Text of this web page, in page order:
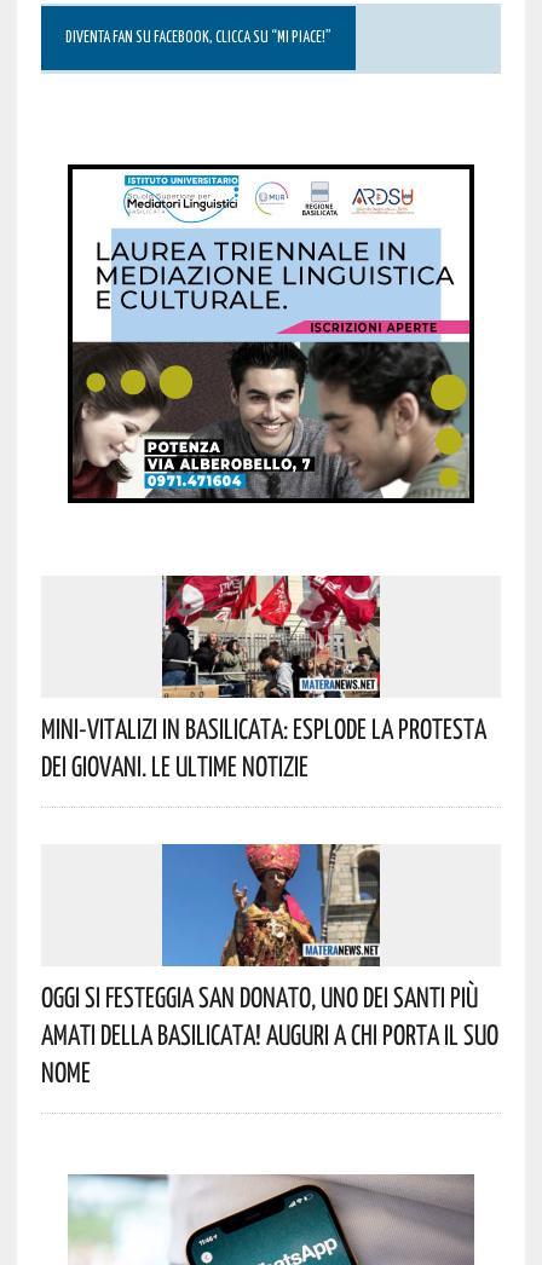
DIVENTA FAN SU FACEBOOK, CLICCA SU “MI PIACE!”
Mini-Vitalizi In Basilicata: Esplode La Protesta
Dei Giovani. Le Ultime Notizie
Oggi Si Festeggia San Donato, Uno Dei Santi Più
Amati Della Basilicata! Auguri A Chi Porta Il Suo
Nome